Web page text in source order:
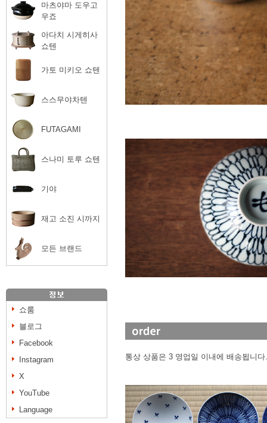
마츠야마 도우고
우죠
아다치 시게히사
쇼텐
가토 미키오 쇼텐
스스무야차텐
FUTAGAMI
스나미 토루 쇼텐
기야
재고 소진 시까지
모든 브랜드
쇼룸
블로그
Facebook
Instagram
X
YouTube
Language
통상 상품은 3 영업일 이내에 배송됩니